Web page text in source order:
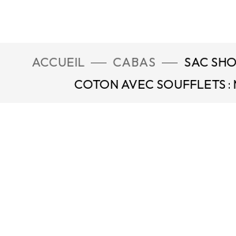
ACCUEIL CABAS
SAC
COTON AVEC SOUFFLETS :